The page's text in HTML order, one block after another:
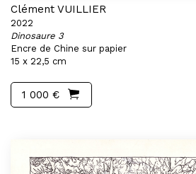
Clément VUILLIER
2022
Dinosaure 3
Encre de Chine sur papier
15 x 22,5 cm
1 000 €